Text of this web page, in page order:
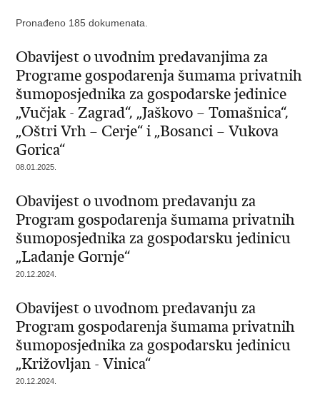
Pronađeno 185 dokumenata.
Obavijest o uvodnim predavanjima za
Programe gospodarenja šumama privatnih
šumoposjednika za gospodarske jedinice
„Vučjak - Zagrad“, „Jaškovo – Tomašnica“,
„Oštri Vrh – Cerje“ i „Bosanci – Vukova
Gorica“
08.01.2025.
Obavijest o uvodnom predavanju za
Program gospodarenja šumama privatnih
šumoposjednika za gospodarsku jedinicu
„Ladanje Gornje“
20.12.2024.
Obavijest o uvodnom predavanju za
Program gospodarenja šumama privatnih
šumoposjednika za gospodarsku jedinicu
„Križovljan - Vinica“
20.12.2024.